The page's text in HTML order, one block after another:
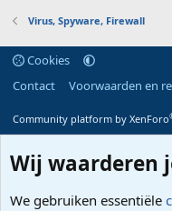
Virus, Spyware, Firewall
Cookies
Contact
Voorwaarden en
Community platform by XenForo
Wij waarderen
We gebruiken essentiële